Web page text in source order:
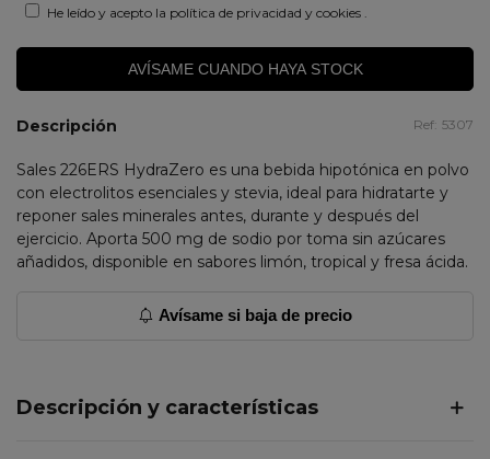
He leído y acepto la política de privacidad y cookies .
AVÍSAME CUANDO HAYA STOCK
Descripción Ref: 5307
Sales 226ERS HydraZero es una bebida hipotónica en polvo
con electrolitos esenciales y stevia, ideal para hidratarte y
reponer sales minerales antes, durante y después del
ejercicio. Aporta 500 mg de sodio por toma sin azúcares
añadidos, disponible en sabores limón, tropical y fresa ácida.
Avísame si baja de precio
Descripción y características